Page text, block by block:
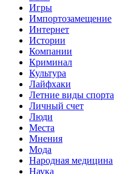
Игры
Импортозамещение
Интернет
Истории
Компании
Криминал
Культура
Лайфхаки
Летние виды спорта
Личный счет
Люди
Места
Мнения
Мода
Народная медицина
Наука